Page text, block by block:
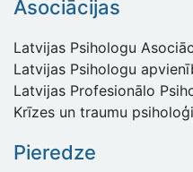
Asociācijas
Latvijas Psihologu
Latvijas Psihologu
Latvijas Profesionālo
Krīzes un traumu
Pieredze